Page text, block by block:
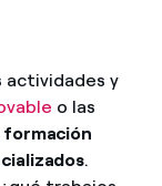
actividades y
o las
formación
.